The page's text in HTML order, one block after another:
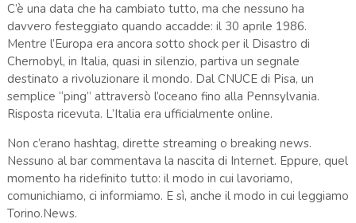
C’è una data che ha cambiato tutto, ma che nessuno ha
davvero festeggiato quando accadde: il 30 aprile 1986.
Mentre l’Europa era ancora sotto shock per il Disastro di
Chernobyl, in Italia, quasi in silenzio, partiva un segnale
destinato a rivoluzionare il mondo. Dal CNUCEdi Pisa, un
semplice “ping” attraversò l’oceano fino alla Pennsylvania.
Risposta ricevuta. L’Italia era ufficialmente online.
Non c’erano hashtag, dirette streaming o breaking news.
Nessuno al bar commentava la nascita di Internet. Eppure, quel
momento ha ridefinito tutto: il modo in cui lavoriamo,
comunichiamo, ci informiamo. E sì, anche il modo in cui leggiamo
Torino.News.